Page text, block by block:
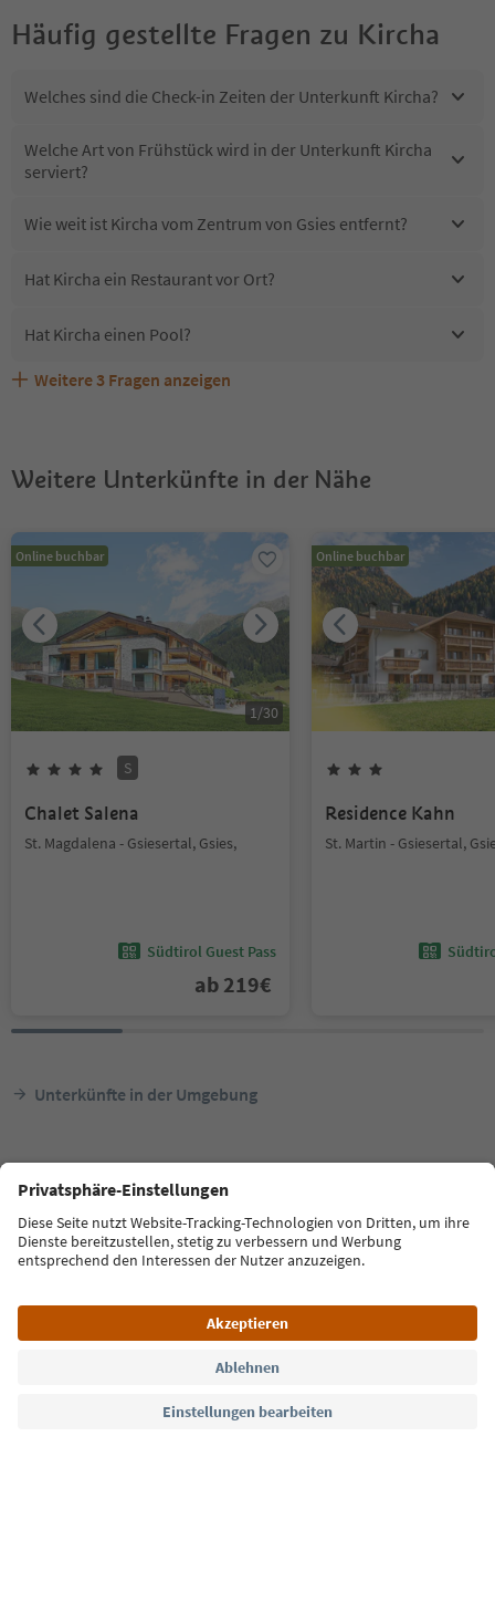
Häufig gestellte Fragen zu Kircha
Welches sind die Check-in Zeiten der Unterkunft Kircha?
Welche Art von Frühstück wird in der Unterkunft Kircha
serviert?
Wie weit ist Kircha vom Zentrum von Gsies entfernt?
Hat Kircha ein Restaurant vor Ort?
Hat Kircha einen Pool?
Sind Haustiere in der Unterkunft Kircha erlaubt?
Welche Services bietet Kircha?
Weitere 3 Fragen anzeigen
Weitere Unterkünfte in der Nähe
Online buchbar
1 /30
S
Chalet Salena
St. Magdalena - Gsiesertal, Gsies,
Südtirol Guest Pass
ab 219€
Online buchbar
Residence Kahn
St. Martin - Gsiesertal,
Unterkünfte in der Umgebung
Gsiesertal - Welsberg - Taisten
Sprache: Deutsch